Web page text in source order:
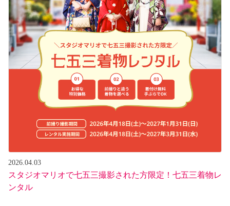
2026.04.03
スタジオマリオで七五三撮影された方限定！七五三着物レ
ンタル